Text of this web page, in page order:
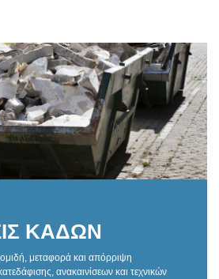
ΚΑΔΩΝ
μεταφορά και απόρριψη
ανακαινίσεων και τεχνικών